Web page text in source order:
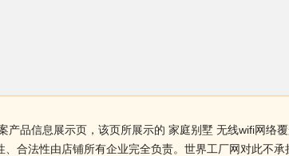
品信息展示页，该页所展示的 家庭别墅 无线wifi网络
合法性由店铺所有企业完全负责。世界工厂网对此不